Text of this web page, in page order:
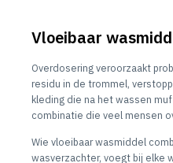
Vloeibaar
Overdosering veroorzaakt
residu in de trommel,
kleding die na het wassen
combinatie die veel mensen
Wie vloeibaar wasmiddel
wasverzachter, voegt bij elke